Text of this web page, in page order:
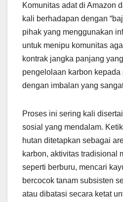
Komunitas adat di Amazon
kali berhadapan dengan
pihak yang menggunakan
untuk menipu komunitas
kontrak jangka panjang
pengelolaan karbon
dengan imbalan yang
Proses ini sering kali
sosial yang mendalam.
hutan ditetapkan sebagai
karbon, aktivitas tradisional
seperti berburu, mencari
bercocok tanam subsisten
atau dibatasi secara ketat